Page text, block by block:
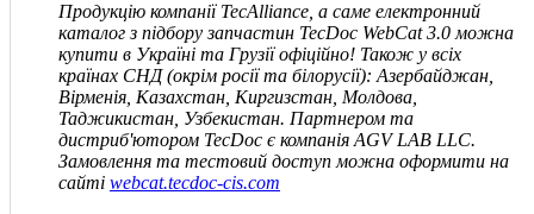
Продукцію компанії TecAlliance, а саме електронний
каталог з підбору запчастин TecDoc WebCat 3.0 можна
купити в Україні та Грузії офіційно! Також у всіх
країнах СНД(окрім росії та білорусії): Азербайджан,
Вірменія, Казахстан, Киргизстан, Молдова,
Таджикистан, Узбекистан. Партнером та
дистриб'ютором TecDoc є компанія AGV LAB LLC.
Замовлення та тестовий доступ можна оформити на
сайті webcat.tecdoc-cis.com